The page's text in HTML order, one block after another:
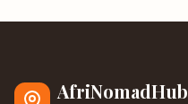
AfriNomadHub